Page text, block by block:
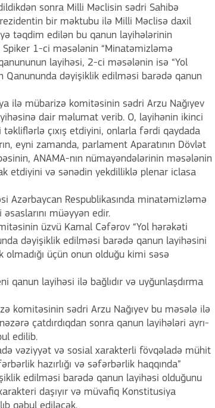
sonra Milli Məclisin sədri Sahibə
bir məktubu ilə Milli Məclisə daxil
təqdim edilən bu qanun layihələrinin
1-ci məsələnin “Minatəmizləmə
layihəsi, 2-ci məsələnin isə “Yol
Qanununda dəyişiklik edilməsi barədə qanun
ilə mübarizə komitəsinin sədri Arzu Nağıyev
dair məlumat verib. O, layihənin ikinci
çıxış etdiyini, onlarla fərdi qaydada
eyni zamanda, parlament Aparatının Dövlət
ANAMA-nın nümayəndələrinin məsələnin
etdiyini və sənədin yekdilliklə plenar iclasa
Azərbaycan Respublikasında minatəmizləmə
müəyyən edir.
üzvü Kamal Cəfərov “Yol hərəkəti
dəyişiklik edilməsi barədə qanun layihəsini
üçün onun olduğu kimi səsə
qanun layihəsi ilə bağlıdır və uyğunlaşdırma
komitəsinin sədri Arzu Nağıyev bu məsələ ilə
çatdırdıqdan sonra qanun layihələri ayrı-
edilib.
vəziyyət və sosial xarakterli fövqəladə mühit
hazırlığı və səfərbərlik haqqında”
edilməsi barədə qanun layihəsi olduğunu
daşıyır və müvafiq Konstitusiya